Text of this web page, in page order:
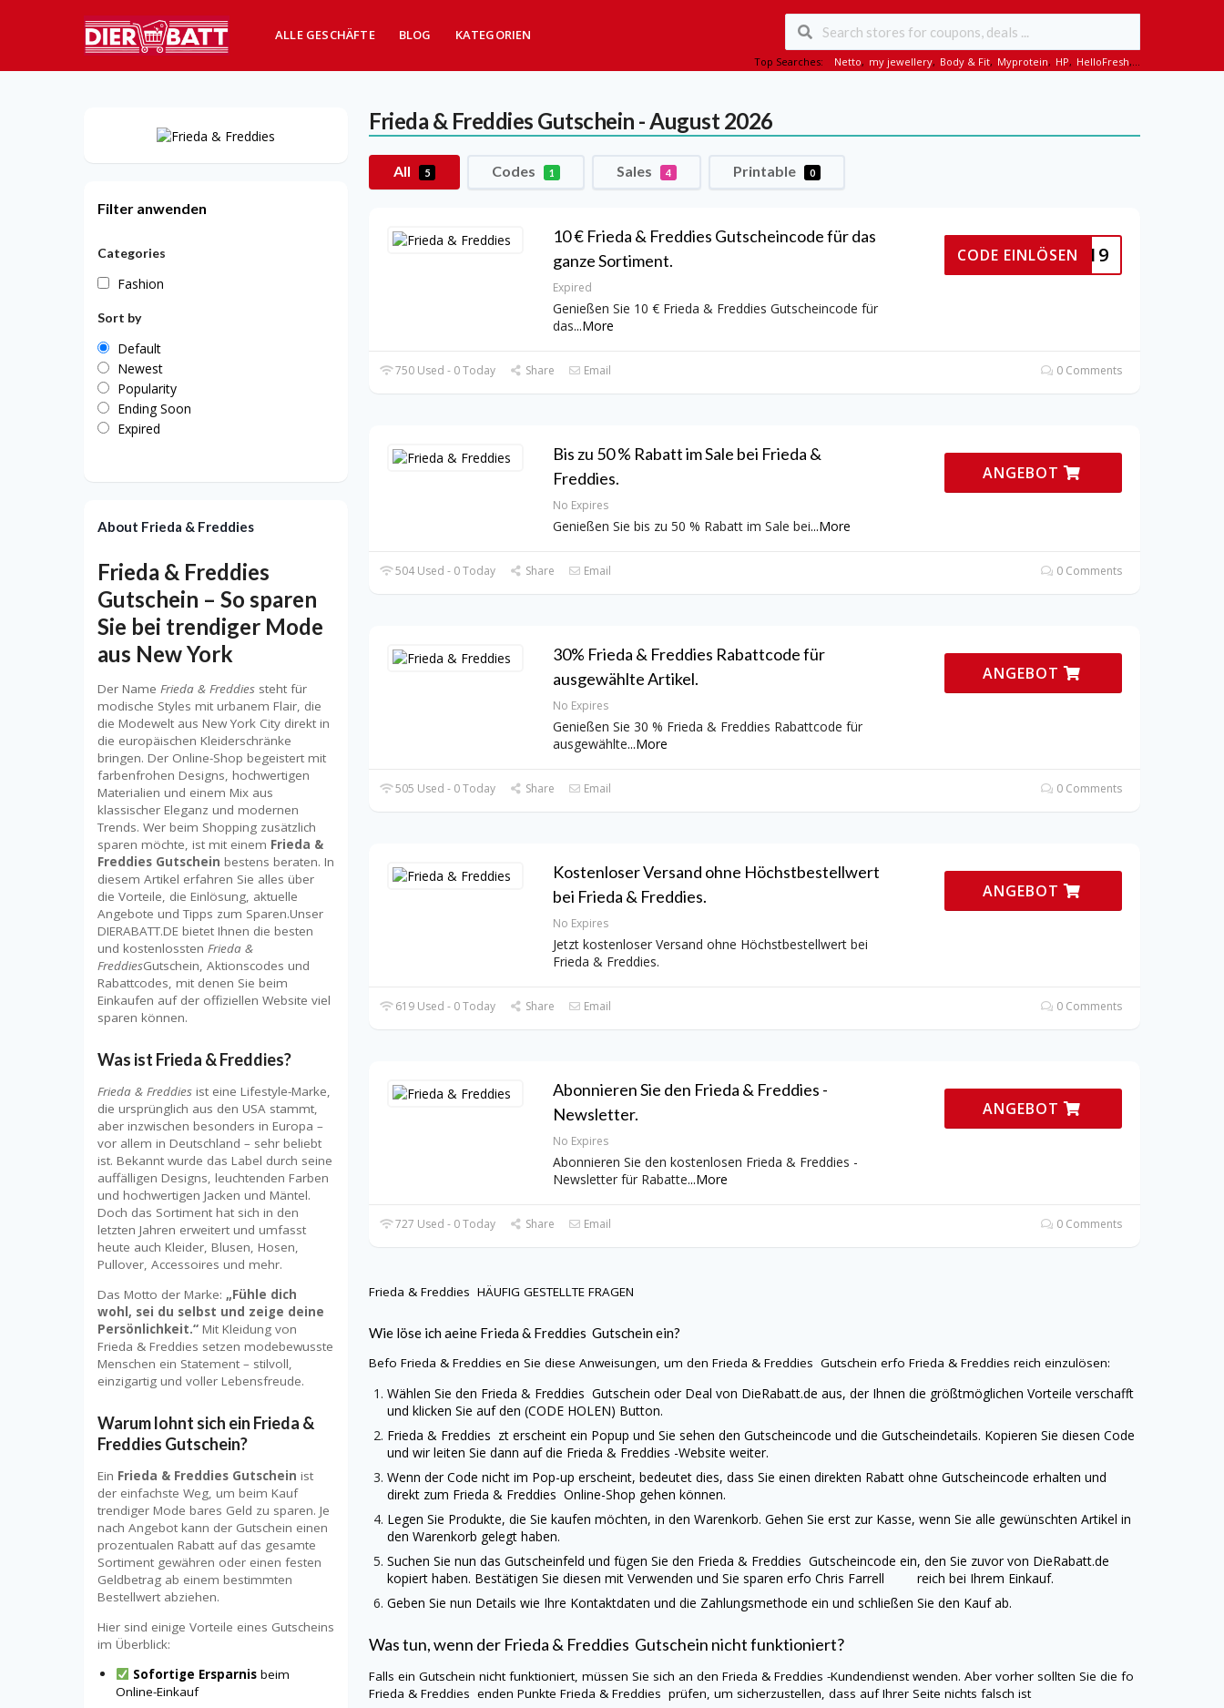
ALLE GESCHÄFTE BLOG KATEGORIEN
Top Searches: Netto, my jewellery, Body & Fit, Myprotein, HP, HelloFresh,...
Frieda & Freddies Gutschein - August 2026
All 5 Codes 1 Sales 4 Printable 0
10 € Frieda & Freddies Gutscheincode für das
ganze Sortiment.
Expired
Genießen Sie 10 € Frieda & Freddies Gutscheincode für
das...More
_NEWS_19
CODE EINLÖSEN
750 Used - 0 Today Share Email 0 Comments
Bis zu 50 % Rabatt im Sale bei Frieda &
Freddies.
No Expires
Genießen Sie bis zu 50 % Rabatt im Sale bei...More
ANGEBOT
504 Used - 0 Today Share Email 0 Comments
30% Frieda & Freddies Rabattcode für
ausgewählte Artikel.
No Expires
Genießen Sie 30 % Frieda & Freddies Rabattcode für
ausgewählte...More
ANGEBOT
505 Used - 0 Today Share Email 0 Comments
Kostenloser Versand ohne Höchstbestellwert
bei Frieda & Freddies.
No Expires
Jetzt kostenloser Versand ohne Höchstbestellwert bei
Frieda & Freddies.
ANGEBOT
619 Used - 0 Today Share Email 0 Comments
Abonnieren Sie den Frieda & Freddies -
Newsletter.
No Expires
Abonnieren Sie den kostenlosen Frieda & Freddies -
Newsletter für Rabatte...More
ANGEBOT
727 Used - 0 Today Share Email 0 Comments
Frieda & FreddiesHÄUFIG GESTELLTE FRAGEN
Wie löse ich aeine Frieda & FreddiesGutschein ein?
BefoFrieda & Freddiesen Sie diese Anweisungen, um denFrieda & FreddiesGutschein erfoFrieda & Freddiesreich einzulösen:
Wählen Sie den Frieda & FreddiesGutschein oder Deal von DieRabatt.de aus, der Ihnen die größtmöglichen Vorteile verschafft
und klicken Sie auf den (CODE HOLEN) Button.
Frieda & Freddies zt erscheint ein Popup und Sie sehen den Gutscheincode und die Gutscheindetails. Kopieren Sie diesen Code
und wir leiten Sie dann auf die Frieda & Freddies -Website weiter.
Wenn der Code nicht im Pop-up erscheint, bedeutet dies, dass Sie einen direkten Rabatt ohne Gutscheincode erhalten und
direkt zum Frieda & FreddiesOnline-Shop gehen können.
Legen Sie Produkte, die Sie kaufen möchten, in den Warenkorb. Gehen Sie erst zur Kasse, wenn Sie alle gewünschten Artikel in
den Warenkorb gelegt haben.
Suchen Sie nun das Gutscheinfeld und fügen Sie den Frieda & FreddiesGutscheincode ein, den Sie zuvor von DieRabatt.de
kopiert haben. Bestätigen Sie diesen mit Verwenden und Sie sparen erfo Chris Farrell reich bei Ihrem Einkauf.
Geben Sie nun Details wie Ihre Kontaktdaten und die Zahlungsmethode ein und schließen Sie den Kauf ab.
Was tun, wenn der Frieda & Freddies Gutschein nicht funktioniert?
Falls ein Gutschein nicht funktioniert, müssen Sie sich an denFrieda & Freddies-Kundendienst wenden. Aber vorher sollten Sie die fo
Frieda & Freddiesenden PunkteFrieda & Freddiesprüfen, um sicherzustellen, dass auf Ihrer Seite nichts falsch ist
Filter anwenden
Categories
Fashion
Sort by
Default
Newest
Popularity
Ending Soon
Expired
About Frieda & Freddies
Frieda & Freddies
Gutschein – So sparen
Sie bei trendiger Mode
aus New York
Der Name Frieda & Freddies steht für
modische Styles mit urbanem Flair, die
die Modewelt aus New York City direkt in
die europäischen Kleiderschränke
bringen. Der Online-Shop begeistert mit
farbenfrohen Designs, hochwertigen
Materialien und einem Mix aus
klassischer Eleganz und modernen
Trends. Wer beim Shopping zusätzlich
sparen möchte, ist mit einem Frieda &
Freddies Gutschein bestens beraten. In
diesem Artikel erfahren Sie alles über
die Vorteile, die Einlösung, aktuelle
Angebote und Tipps zum Sparen.Unser
DIERABATT.DE bietet Ihnen die besten
und kostenlossten Frieda &
FreddiesGutschein, Aktionscodes und
Rabattcodes, mit denen Sie beim
Einkaufen auf der offiziellen Website viel
sparen können.
Was ist Frieda & Freddies?
Frieda & Freddies ist eine Lifestyle-Marke,
die ursprünglich aus den USA stammt,
aber inzwischen besonders in Europa –
vor allem in Deutschland – sehr beliebt
ist. Bekannt wurde das Label durch seine
auffälligen Designs, leuchtenden Farben
und hochwertigen Jacken und Mäntel.
Doch das Sortiment hat sich in den
letzten Jahren erweitert und umfasst
heute auch Kleider, Blusen, Hosen,
Pullover, Accessoires und mehr.
Das Motto der Marke: „Fühle dich
wohl, sei du selbst und zeige deine
Persönlichkeit.“ Mit Kleidung von
Frieda & Freddies setzen modebewusste
Menschen ein Statement – stilvoll,
einzigartig und voller Lebensfreude.
Warum lohnt sich ein Frieda &
Freddies Gutschein?
Ein Frieda & Freddies Gutschein ist
der einfachste Weg, um beim Kauf
trendiger Mode bares Geld zu sparen. Je
nach Angebot kann der Gutschein einen
prozentualen Rabatt auf das gesamte
Sortiment gewähren oder einen festen
Geldbetrag ab einem bestimmten
Bestellwert abziehen.
Hier sind einige Vorteile eines Gutscheins
im Überblick:
Sofortige Ersparnis beim
Online-Einkauf